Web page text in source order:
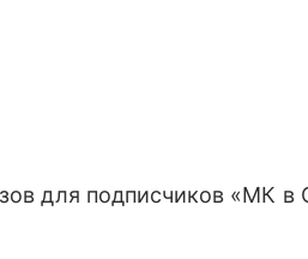
для подписчиков «МК в